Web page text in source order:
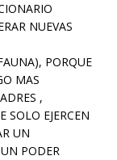
NUEVAS
PORQUE
MAS
,
SOLO EJERCEN
UN
PODER